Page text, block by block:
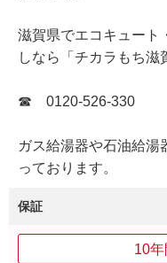
滋賀県でエコキュート
しなら「チカラもち滋
☎ 0120-526-330
ガス給湯器や石油給湯
っております。
保証
10